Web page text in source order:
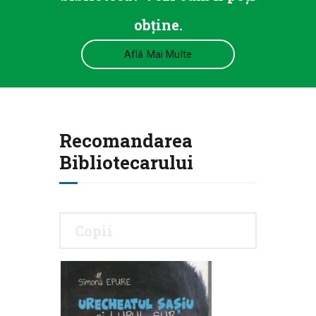
obține.
Află Mai Multe
Recomandarea
Bibliotecarului